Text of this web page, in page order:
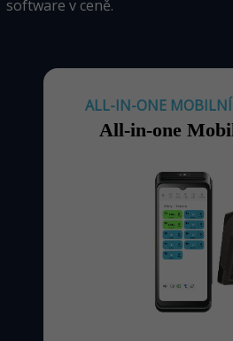
software v ceně.
ALL-IN-ONE
All-in-one